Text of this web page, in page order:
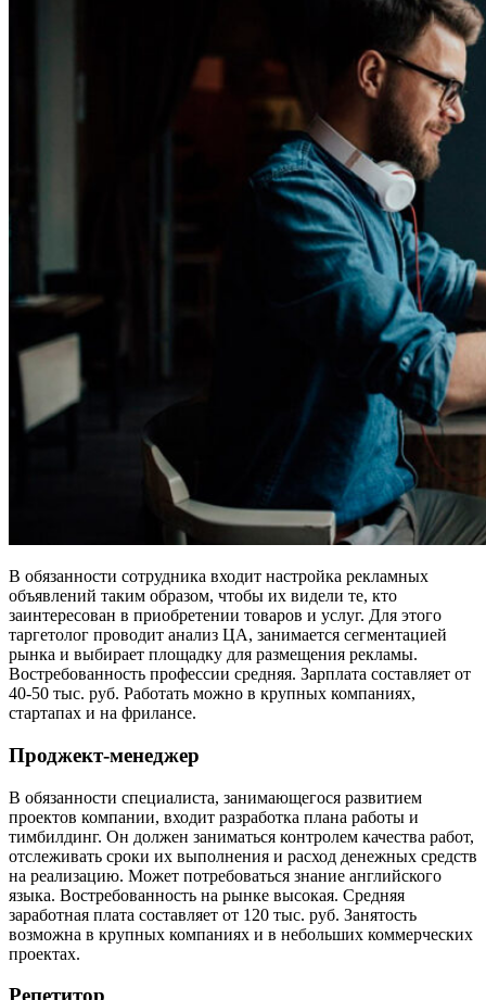
В обязанности сотрудника входит настройка рекламных
объявлений таким образом, чтобы их видели те, кто
заинтересован в приобретении товаров и услуг. Для этого
таргетолог проводит анализ ЦА, занимается сегментацией
рынка и выбирает площадку для размещения рекламы.
Востребованность профессии средняя. Зарплата составляет от
40-50 тыс. руб. Работать можно в крупных компаниях,
стартапах и на фрилансе.
Проджект-менеджер
В обязанности специалиста, занимающегося развитием
проектов компании, входит разработка плана работы и
тимбилдинг. Он должен заниматься контролем качества работ,
отслеживать сроки их выполнения и расход денежных средств
на реализацию. Может потребоваться знание английского
языка. Востребованность на рынке высокая. Средняя
заработная плата составляет от 120 тыс. руб. Занятость
возможна в крупных компаниях и в небольших коммерческих
проектах.
Репетитор